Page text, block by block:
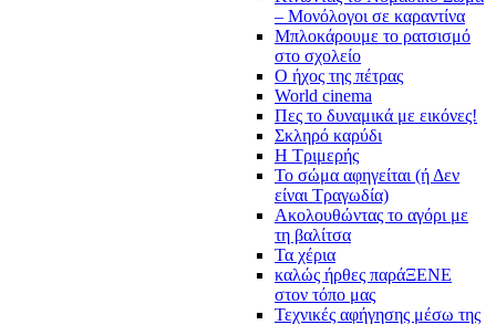
– Μονόλογοι σε καραντίνα
Μπλοκάρουμε το ρατσισμό
στο σχολείο
Ο ήχος της πέτρας
World cinema
Πες το δυναμικά με εικόνες!
Σκληρό καρύδι
Η Τριμερής
Το σώμα αφηγείται (ή Δεν
είναι Τραγωδία)
Ακολουθώντας το αγόρι με
τη βαλίτσα
Τα χέρια
καλώς ήρθες παράΞΕΝΕ
στον τόπο μας
Τεχνικές αφήγησης μέσω της